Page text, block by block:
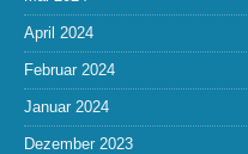
April 2024
Februar 2024
Januar 2024
Dezember 2023